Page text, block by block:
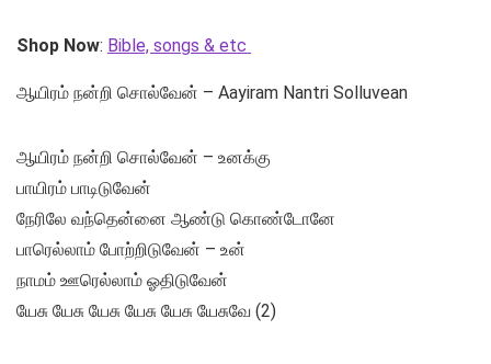
Shop Now: Bible, songs & etc
ஆயிரம் நன்றி சொல்வேன் – Aayiram Nantri Solluvean
ஆயிரம் நன்றி சொல்வேன் – உனக்கு
பாயிரம் பாடிடுவேன்
நேரிலே வந்தென்னை ஆண்டு கொண்டோனே
பாரெல்லாம் போற்றிடுவேன் – உன்
நாமம் ஊரெல்லாம் ஓதிடுவேன்
யேசு யேசு யேசு யேசு யேசு யேசுவே (2)